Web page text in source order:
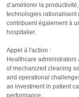
d’améliorer la
technologies rationalisent
contribuent également à
hospitalier.
Appel à l'action :
Healthcare
of mechanized cleaning
and operational
an investment in patient
performance.